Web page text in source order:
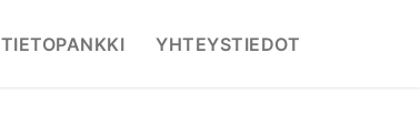
TIETOPANKKI YHTEYSTIEDOT